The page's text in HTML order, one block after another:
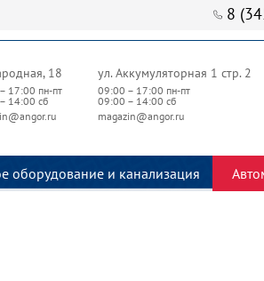
8
18
17:00 пн-пт
14:00 сб
ул. Аккумуляторная 1 стр. 2
09:00 – 17:00 пн-пт
09:00 – 14:00 сб
magazin@angor.ru
оборудование и канализация